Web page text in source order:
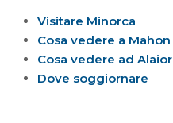
Visitare Minorca
Cosa vedere a Mahon
Cosa vedere ad Alaior
Dove soggiornare